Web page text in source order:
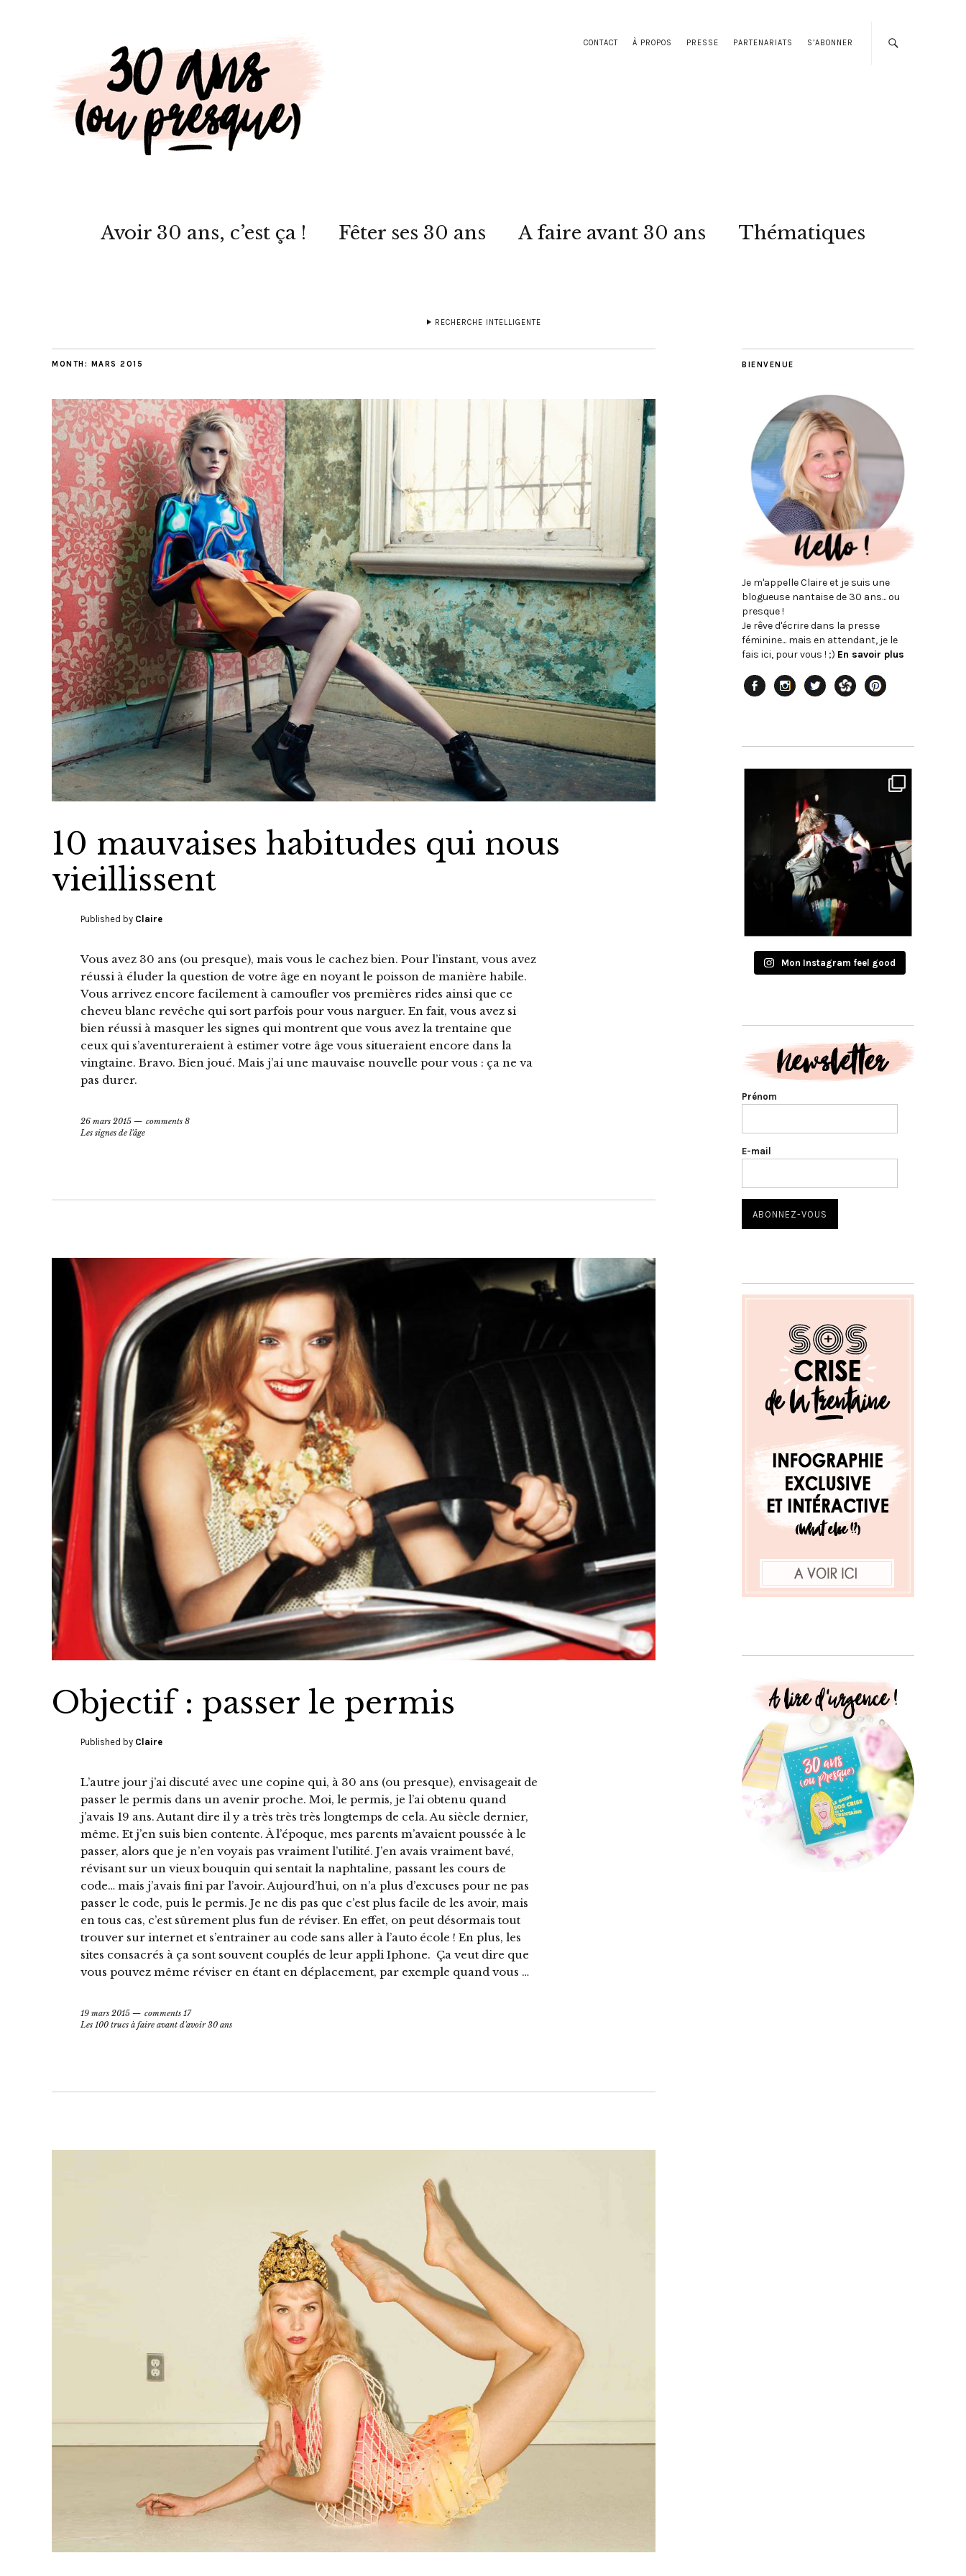
CONTACT À PROPOS PRESSE PARTENARIATS S’ABONNER
Avoir 30 ans, c’est ça ! Fêter ses 30 ans A faire avant 30 ans Thématiques
RECHERCHE INTELLIGENTE
MONTH: MARS 2015
10 mauvaises habitudes qui nous
vieillissent
Published by Claire
Vous avez 30 ans (ou presque), mais vous le cachez bien. Pour l’instant, vous avez
réussi à éluder la question de votre âge en noyant le poisson de manière habile.
Vous arrivez encore facilement à camoufler vos premières rides ainsi que ce
cheveu blanc revêche qui sort parfois pour vous narguer. En fait, vous avez si
bien réussi à masquer les signes qui montrent que vous avez la trentaine que
ceux qui s’aventureraient à estimer votre âge vous situeraient encore dans la
vingtaine. Bravo. Bien joué. Mais j’ai une mauvaise nouvelle pour vous : ça ne va
pas durer.
26 mars 2015
comments 8
Les signes de l'âge
Objectif : passer le permis
Published by Claire
L’autre jour j’ai discuté avec une copine qui, à 30 ans (ou presque), envisageait de
passer le permis dans un avenir proche. Moi, le permis, je l’ai obtenu quand
j’avais 19 ans. Autant dire il y a très très très longtemps de cela. Au siècle dernier,
même. Et j’en suis bien contente. À l’époque, mes parents m’avaient poussée à le
passer, alors que je n’en voyais pas vraiment l’utilité. J’en avais vraiment bavé,
révisant sur un vieux bouquin qui sentait la naphtaline, passant les cours de
code… mais j’avais fini par l’avoir. Aujourd’hui, on n’a plus d’excuses pour ne pas
passer le code, puis le permis. Je ne dis pas que c’est plus facile de les avoir, mais
en tous cas, c’est sûrement plus fun de réviser. En effet, on peut désormais tout
trouver sur internet et s’entrainer au code sans aller à l’auto école ! En plus, les
sites consacrés à ça sont souvent couplés de leur appli Iphone. Ça veut dire que
vous pouvez même réviser en étant en déplacement, par exemple quand vous …
19 mars 2015
comments 17
Les 100 trucs à faire avant d'avoir 30 ans
BIENVENUE
Je m'appelle Claire et je suis une
blogueuse nantaise de 30 ans... ou
presque !
Je rêve d'écrire dans la presse
féminine... mais en attendant, je le
fais ici, pour vous ! ;) En savoir plus
Mon Instagram feel good
Prénom
E-mail